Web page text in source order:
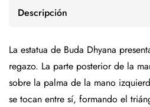
Descripción
La estatua de Buda Dhyana
regazo. La parte posterior de la
sobre la palma de la mano
se tocan entre sí, formando el